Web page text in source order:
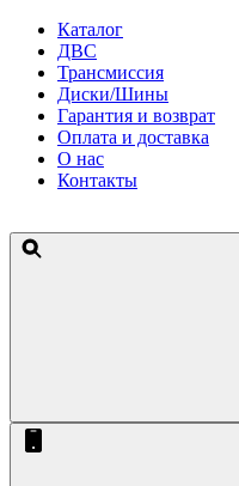
Каталог
ДВС
Трансмиссия
Диски/Шины
Гарантия и возврат
Оплата и доставка
О нас
Контакты